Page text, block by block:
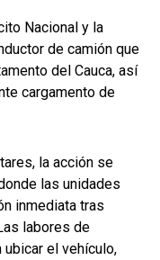
Nacional y la
de camión que
del Cauca, así
cargamento de
la acción se
las unidades
inmediata tras
labores de
el vehículo,